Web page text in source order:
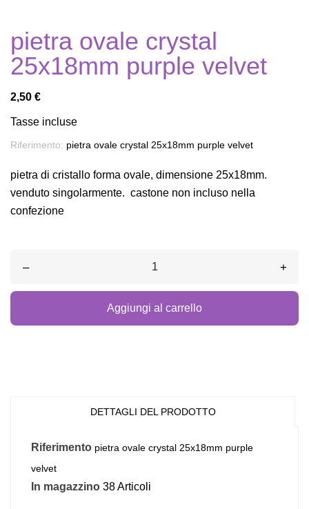
pietra ovale crystal
25x18mm purple velvet
2,50 €
Tasse incluse
Riferimento: pietra ovale crystal 25x18mm purple velvet
pietra di cristallo forma ovale, dimensione 25x18mm.
venduto singolarmente. castone non incluso nella
confezione
– +
Aggiungi al carrello
DETTAGLI DEL PRODOTTO
Riferimento pietra ovale crystal 25x18mm purple
velvet
In magazzino 38 Articoli